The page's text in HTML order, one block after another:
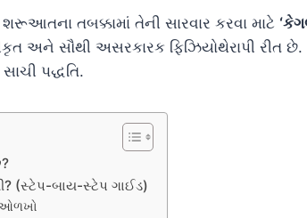
તબક્કામાં તેની સારવાર કરવા માટે
અને સૌથી અસરકારક ફિઝિયોથેરાપી રીત
પદ્ધતિ.
(સ્ટેપ-બાય-સ્ટેપ ગાઈડ)
ઓળખો